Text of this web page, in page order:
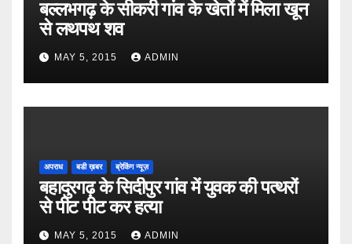
बल्लभगढ़ के सीकरी गांव के खेतों में मिला खून
से लथपथ शव
MAY 5, 2015 ADMIN
अपराध बडी ख़बर ब्रेकिंग न्यूज़
बहादुरगढ़ के सिदीपुर गांव में युवक की पत्थरों
से पीट पीट कर हत्या
MAY 5, 2015 ADMIN